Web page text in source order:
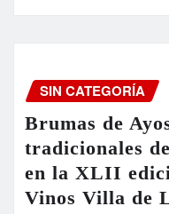
SIN CATEGORÍA
Brumas de
tradicionales
en la XLII
Vinos Villa de